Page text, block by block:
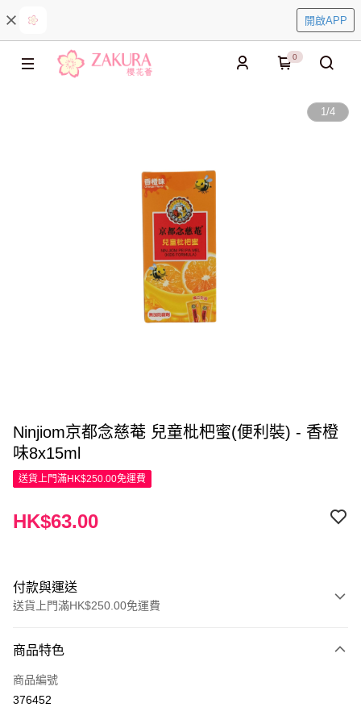
開啟APP
0
1/4
Ninjiom京都念慈菴 兒童枇杷蜜(便利裝) - 香橙
味8x15ml
送貨上門滿HK$250.00免運費
HK$63.00
付款與運送
送貨上門滿HK$250.00免運費
信用卡
Apple Pay
商品特色
商品編號
376452